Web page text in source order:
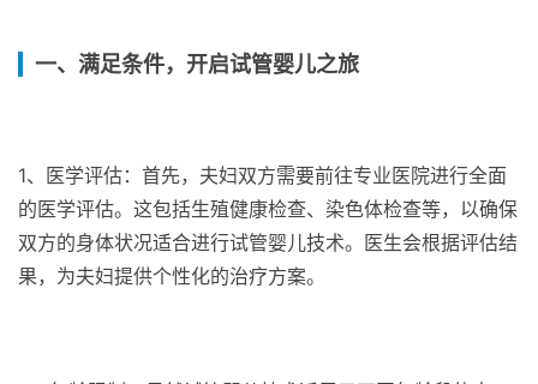
一、满足条件，开启试管婴儿之旅
1、医学评估：首先，夫妇双方需要前往专业医院进行全面
的医学评估。这包括生殖健康检查、染色体检查等，以确保
双方的身体状况适合进行试管婴儿技术。医生会根据评估结
果，为夫妇提供个性化的治疗方案。